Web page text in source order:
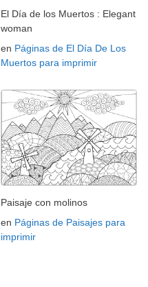
El Día de los Muertos : Elegant
woman
en Páginas de El Día De Los
Muertos para imprimir
Paisaje con molinos
en Páginas de Paisajes para
imprimir